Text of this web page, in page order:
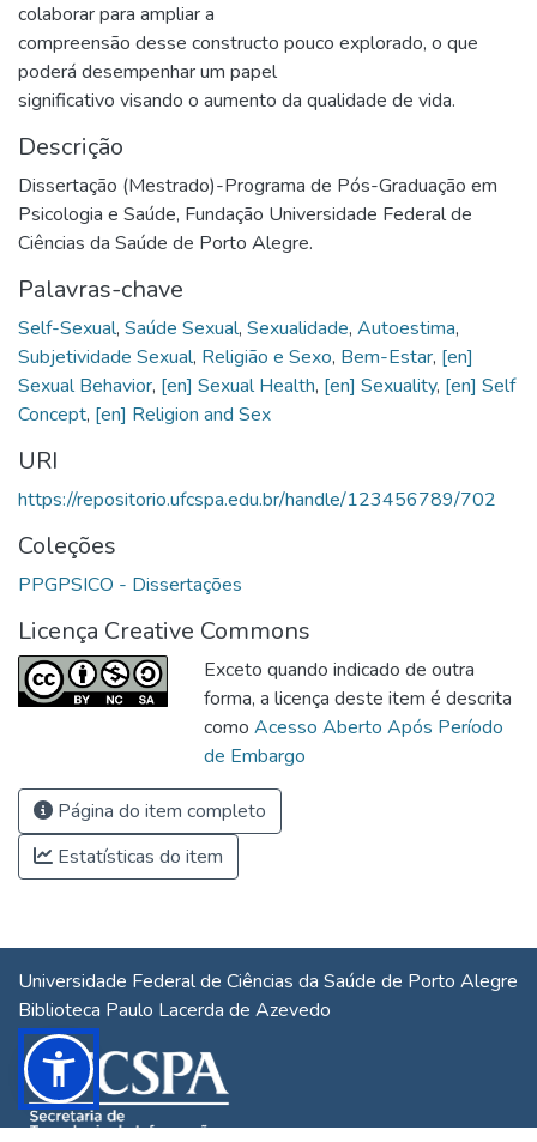
colaborar para ampliar a
compreensão desse constructo pouco explorado, o que
poderá desempenhar um papel
significativo visando o aumento da qualidade de vida.
Descrição
Dissertação (Mestrado)-Programa de Pós-Graduação em
Psicologia e Saúde, Fundação Universidade Federal de
Ciências da Saúde de Porto Alegre.
Palavras-chave
Self-Sexual, Saúde Sexual, Sexualidade, Autoestima,
Subjetividade Sexual, Religião e Sexo, Bem-Estar, [en]
Sexual Behavior, [en] Sexual Health, [en] Sexuality, [en] Self
Concept, [en] Religion and Sex
URI
https://repositorio.ufcspa.edu.br/handle/123456789/702
Coleções
PPGPSICO - Dissertações
Licença Creative Commons
Exceto quando indicado de outra
forma, a licença deste item é descrita
como Acesso Aberto Após Período
de Embargo
Página do item completo
Estatísticas do item
Universidade Federal de Ciências da Saúde de Porto Alegre
Biblioteca Paulo Lacerda de Azevedo